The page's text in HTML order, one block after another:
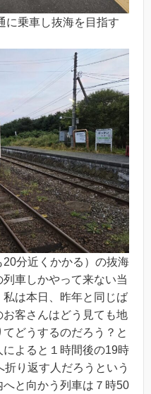
に乗車し抜海を目指す
分近くかかる）の抜海
車しかやって来ない当
は本日、昨年と同じば
客さんはどう見ても地
どうするのだろう？と
よると１時間後の19時
り返す人だろうという
と向かう列車は７時50